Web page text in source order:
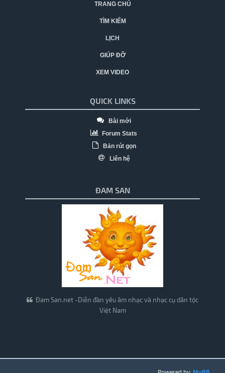
TRANG CHỦ
TÌM KIẾM
LỊCH
GIÚP ĐỠ
XEM VIDEO
QUICK LINKS
Bài mới
Forum Stats
Bản rút gọn
Liên hệ
ĐAM SAN
Đam San.net -Diễn đàn yêu âm nhạc và nhạc cụ dân tộc
Việt Nam